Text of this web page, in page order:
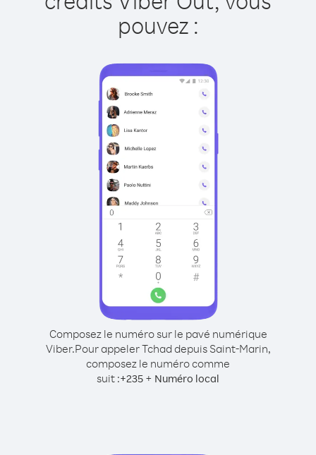
pouvez :
Composez le numéro sur le pavé numérique
Viber.Pour appeler Tchad depuis Saint-Marin,
composez le numéro comme
suit :+235 + Numéro local